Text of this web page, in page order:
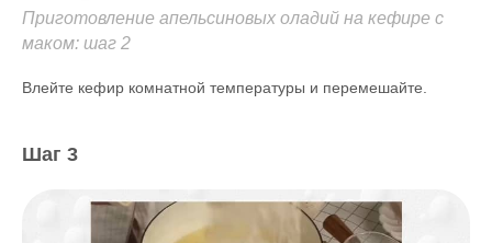
Приготовление апельсиновых оладий на кефире с
маком: шаг 2
Влейте кефир комнатной температуры и перемешайте.
Шаг 3